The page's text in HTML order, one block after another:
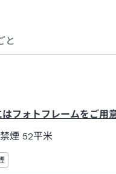
と
フォトフレームをご用
煙 52平米